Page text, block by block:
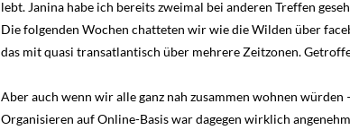
lebt. Janina habe ich bereits zweimal bei anderen Treffen
Die folgenden Wochen chatteten wir wie die Wilden über
das mit quasi transatlantisch über mehrere Zeitzonen.
Aber auch wenn wir alle ganz nah zusammen wohnen
Organisieren auf Online-Basis war dagegen wirklich